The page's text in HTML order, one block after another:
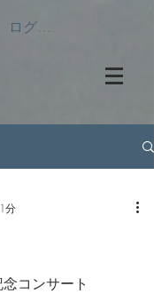
ログイン
分
コンサート